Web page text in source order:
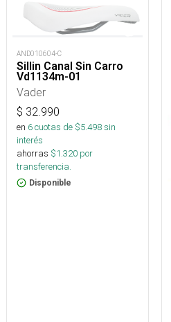
AND010604-C
Sillin Canal Sin Carro
Vd1134m-01
Vader
$ 32.990
en 6cuotas de $5.498sin
interés
ahorras $1.320 por
transferencia.
Disponible